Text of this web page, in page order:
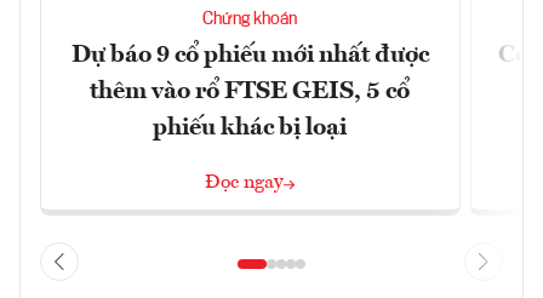
Chứng khoán
Dự báo 9 cổ phiếu mới nhất được
thêm vào rổ FTSE GEIS, 5 cổ
phiếu khác bị loại
Đọc ngay
Có